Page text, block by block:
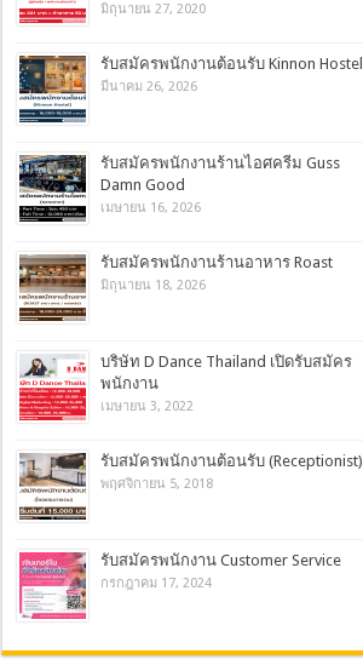
มิถุนายน 27, 2020
รับสมัครพนักงานต้อนรับ Kinnon Hostel
มีนาคม 26, 2026
รับสมัครพนักงานร้านไอศครีม Guss
Damn Good
เมษายน 16, 2026
รับสมัครพนักงานร้านอาหาร Roast
มิถุนายน 18, 2026
บริษัท D Dance Thailand เปิดรับสมัคร
พนักงาน
เมษายน 3, 2022
รับสมัครพนักงานต้อนรับ (Receptionist)
พฤศจิกายน 5, 2018
รับสมัครพนักงาน Customer Service
กรกฎาคม 17, 2024